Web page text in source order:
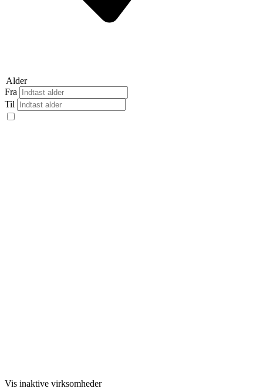
Alder
Fra
Til
Vis inaktive virksomheder